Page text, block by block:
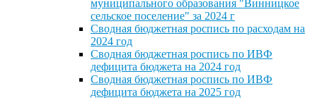
муниципального образования "Винницкое
сельское поселение" за 2024 г
Сводная бюджетная роспись по расходам на
2024 год
Сводная бюджетная роспись по ИВФ
дефицита бюджета на 2024 год
Сводная бюджетная роспись по ИВФ
дефицита бюджета на 2025 год